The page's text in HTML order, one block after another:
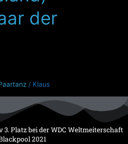
der
/ Klaus
3. Platz bei der WDC Weltmeiterschaft
2021